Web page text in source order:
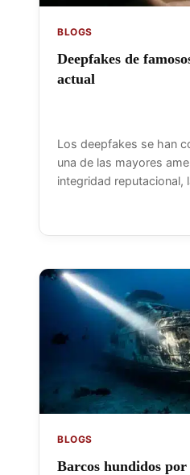
BLOGS
Deepfakes de
actual
Los deepfakes se han
una de las mayores
integridad reputacional,
BLOGS
Barcos hundidos por